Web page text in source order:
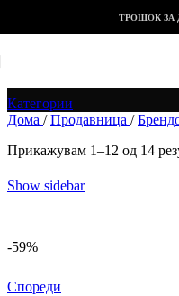
Skip to
ТРОШОК ЗА
Категории
Дома / Продавница /
Прикажувам 1–12 од 14
Show sidebar
-59%
Спореди